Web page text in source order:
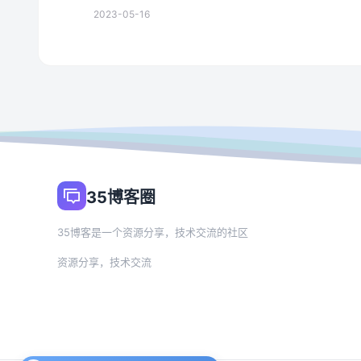
2023-05-16
35博客圈
35博客是一个资源分享，技术交流的社区
资源分享，技术交流